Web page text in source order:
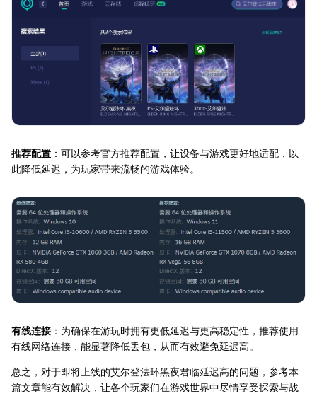
推荐配置 ：可以参考官方推荐配置，让设备与游戏更好地适配，以
此降低延迟，为玩家带来流畅的游戏体验。
有线连接 ：为确保在游玩时拥有更低延迟与更高稳定性，推荐使用
有线网络连接，能显著降低丢包，从而有效避免延迟高。
总之，对于即将上线的艾尔登法环黑夜君临延迟高的问题，参考本
篇文章能有效解决，让各个玩家们在游戏世界中尽情享受探索与战